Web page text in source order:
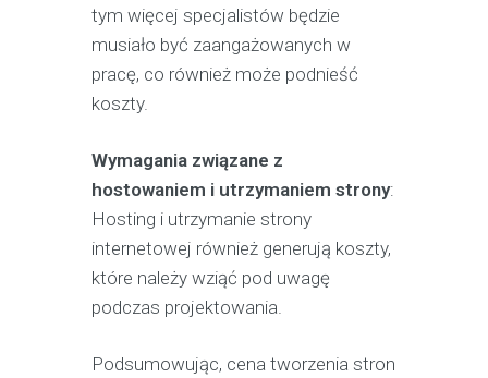
tym więcej specjalistów będzie
musiało być zaangażowanych w
pracę, co również może podnieść
koszty.
Wymagania związane z
hostowaniem i utrzymaniem strony:
Hosting i utrzymanie strony
internetowej również generują koszty,
które należy wziąć pod uwagę
podczas projektowania.
Podsumowując, cena tworzenia stron